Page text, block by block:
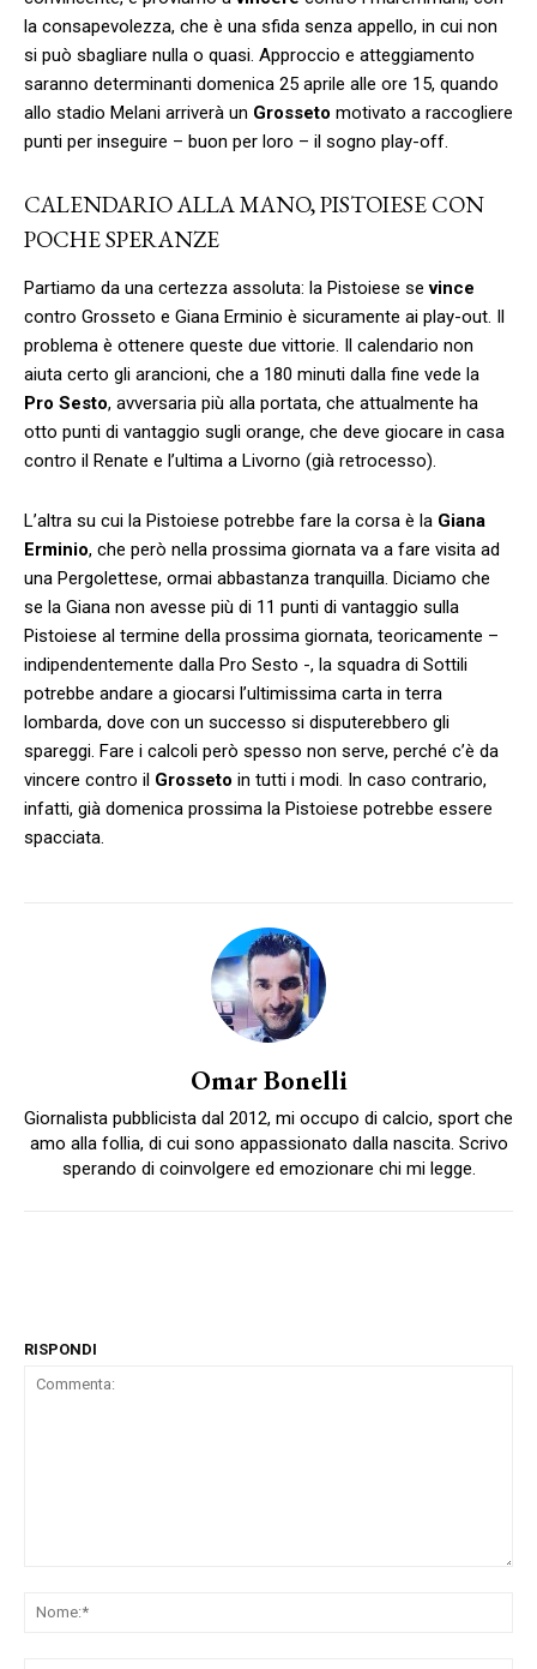
la consapevolezza, che è una sfida senza appello, in cui non
si può sbagliare nulla o quasi. Approccio e atteggiamento
saranno determinanti domenica 25 aprile alle ore 15, quando
allo stadio Melani arriverà un Grosseto motivato a raccogliere
punti per inseguire – buon per loro – il sogno play-off.
CALENDARIO ALLA MANO, PISTOIESE CON
POCHE SPERANZE
Partiamo da una certezza assoluta: la Pistoiese sevince
contro Grosseto e Giana Erminio è sicuramente ai play-out. Il
problema è ottenere queste due vittorie. Il calendario non
aiuta certo gli arancioni, che a 180 minuti dalla fine vede la
Pro Sesto, avversaria più alla portata, che attualmente ha
otto punti di vantaggio sugli orange, che deve giocare in casa
contro il Renate e l’ultima a Livorno (già retrocesso).
L’altra su cui la Pistoiese potrebbe fare la corsa è la Giana
Erminio, che però nella prossima giornata va a fare visita ad
una Pergolettese, ormai abbastanza tranquilla. Diciamo che
se la Giana non avesse più di 11 punti di vantaggio sulla
Pistoiese al termine della prossima giornata, teoricamente –
indipendentemente dalla Pro Sesto -, la squadra di Sottili
potrebbe andare a giocarsi l’ultimissima carta in terra
lombarda, dove con un successo si disputerebbero gli
spareggi. Fare i calcoli però spesso non serve, perché c’è da
vincere contro il Grosseto in tutti i modi. In caso contrario,
infatti, già domenica prossima la Pistoiese potrebbe essere
spacciata.
Omar Bonelli
Giornalista pubblicista dal 2012, mi occupo di calcio, sport che
amo alla follia, di cui sono appassionato dalla nascita. Scrivo
sperando di coinvolgere ed emozionare chi mi legge.
RISPONDI